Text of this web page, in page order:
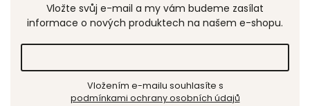
Vložte svůj e-mail a my vám budeme zasílat
informace o nových produktech na našem e-shopu.
podmínkami ochrany osobních údajů